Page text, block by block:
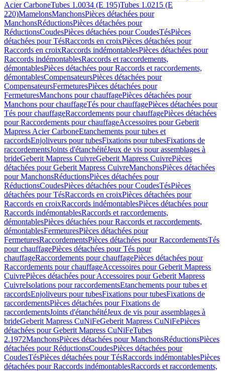
Acier CarboneTubes 1.0034 (E 195)Tubes 1.0215 (E
220)MamelonsManchonsPièces détachées pour
ManchonsRéductionsPièces détachées pour
RéductionsCoudesPièces détachées pour CoudesTésPièces
détachées pour TésRaccords en croixPièces détachées pour
Raccords en croixRaccords indémontablesPièces détachées pour
Raccords indémontablesRaccords et raccordements,
démontablesPièces détachées pour Raccords et raccordements,
démontablesCompensateursPièces détachées pour
CompensateursFermeturesPièces détachées pour
FermeturesManchons pour chauffagePièces détachées pour
Manchons pour chauffageTés pour chauffagePièces détachées pour
Tés pour chauffageRaccordements pour chauffagePièces détachées
pour Raccordements pour chauffageAccessoires pour Geberit
Mapress Acier CarboneEtanchements pour tubes et
raccordsEnjoliveurs pour tubesFixations pour tubesFixations de
raccordementsJoints d'étanchéitéJeux de vis pour assemblages à
brideGeberit Mapress CuivreGeberit Mapress CuivrePièces
détachées pour Geberit Mapress CuivreManchonsPièces détachées
pour ManchonsRéductionsPièces détachées pour
RéductionsCoudesPièces détachées pour CoudesTésPièces
détachées pour TésRaccords en croixPièces détachées pour
Raccords en croixRaccords indémontablesPièces détachées pour
Raccords indémontablesRaccords et raccordements,
démontablesPièces détachées pour Raccords et raccordements,
démontablesFermeturesPièces détachées pour
FermeturesRaccordementsPièces détachées pour RaccordementsTés
pour chauffagePièces détachées pour Tés pour
chauffageRaccordements pour chauffagePièces détachées pour
Raccordements pour chauffageAccessoires pour Geberit Mapress
CuivrePièces détachées pour Accessoires pour Geberit Mapress
CuivreIsolations pour raccordementsEtanchements pour tubes et
raccordsEnjoliveurs pour tubesFixations pour tubesFixations de
raccordementsPièces détachées pour Fixations de
raccordementsJoints d'étanchéitéJeux de vis pour assemblages à
brideGeberit Mapress CuNiFeGeberit Mapress CuNiFePièces
détachées pour Geberit Mapress CuNiFeTubes
2.1972ManchonsPièces détachées pour ManchonsRéductionsPièces
détachées pour RéductionsCoudesPièces détachées pour
CoudesTésPièces détachées pour TésRaccords indémontablesPièces
détachées pour Raccords indémontablesRaccords et raccordements,